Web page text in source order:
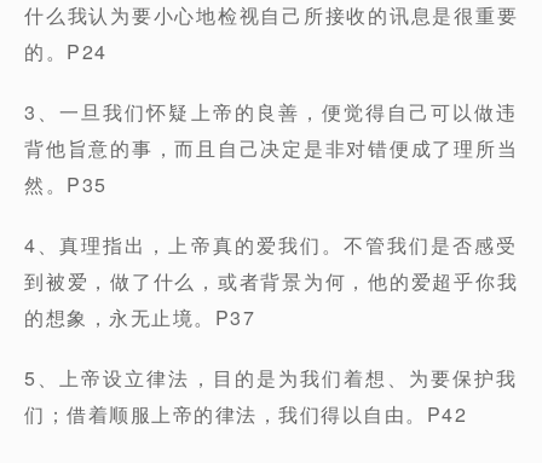
什么我认为要小心地检视自己所接收的讯息是很重要
的。P24
3、一旦我们怀疑上帝的良善，便觉得自己可以做违
背他旨意的事，而且自己决定是非对错便成了理所当
然。P35
4、真理指出，上帝真的爱我们。不管我们是否感受
到被爱，做了什么，或者背景为何，他的爱超乎你我
的想象，永无止境。P37
5、上帝设立律法，目的是为我们着想、为要保护我
们；借着顺服上帝的律法，我们得以自由。P42